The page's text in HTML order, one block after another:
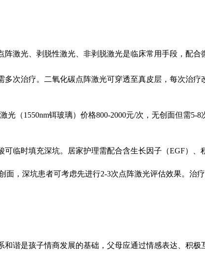
激光、剥脱性激光、非剥脱激光是临床常用手段，配合
次治疗。二氧化碳点阵激光可穿透至真皮层，每次治疗
（1550nm铒玻璃）价格800-2000元/次，无创面但需5-
临时填充深坑。居家护理需配合含生长因子（EGF）
，深坑患者可考虑先进行2-3次点阵激光评估效果。治
谐是孩子情商发展的基础，父母应通过情感表达、积极